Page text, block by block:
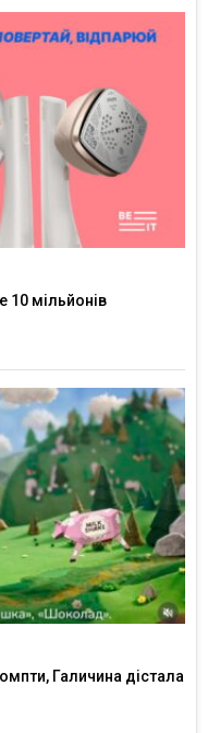
10 мільйонів
Галичина дістала